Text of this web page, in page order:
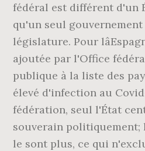
fédéral est différent d'un
qu'un seul
législature. Pour
ajoutée par l'Office
publique à la liste des
élevé d'infection au
fédération, seul l'État
souverain politiquement;
le sont plus, ce qui